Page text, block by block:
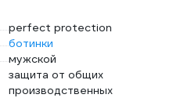
perfect protection
ботинки
мужской
защита от общих
производственных